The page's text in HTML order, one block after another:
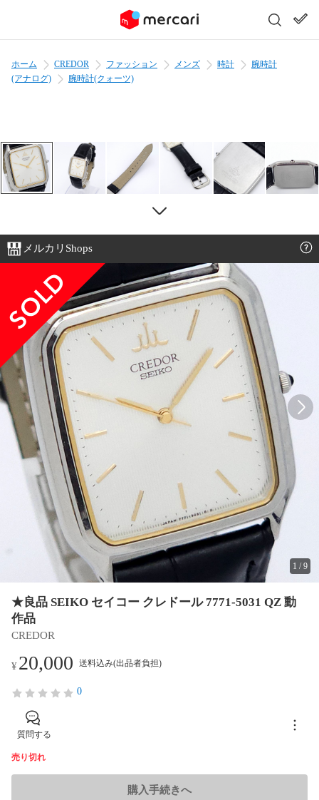
ホーム CREDOR ファッション メンズ 時計
腕時計
(アナログ)
腕時計(クォーツ)
メルカリShops
1 /9
★良品 SEIKO セイコー クレドール 7771-5031 QZ 動
作品
CREDOR
¥20,000 送料込み(出品者負担)
0
質問する
売り切れ
購入手続きへ